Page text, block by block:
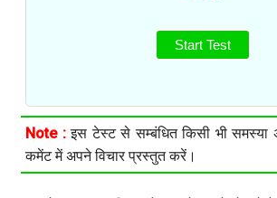
Start Test
Note :इस टेस्ट से सम्बंधित किसी भी समस्या
कमेंट में अपने विचार प्रस्तुत करें।